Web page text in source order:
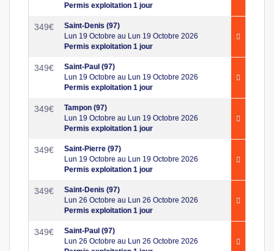
Permis exploitation 1 jour
349€
Saint-Denis (97)
Lun 19 Octobre au Lun 19 Octobre 2026
Permis exploitation 1 jour
349€
Saint-Paul (97)
Lun 19 Octobre au Lun 19 Octobre 2026
Permis exploitation 1 jour
349€
Tampon (97)
Lun 19 Octobre au Lun 19 Octobre 2026
Permis exploitation 1 jour
349€
Saint-Pierre (97)
Lun 19 Octobre au Lun 19 Octobre 2026
Permis exploitation 1 jour
349€
Saint-Denis (97)
Lun 26 Octobre au Lun 26 Octobre 2026
Permis exploitation 1 jour
349€
Saint-Paul (97)
Lun 26 Octobre au Lun 26 Octobre 2026